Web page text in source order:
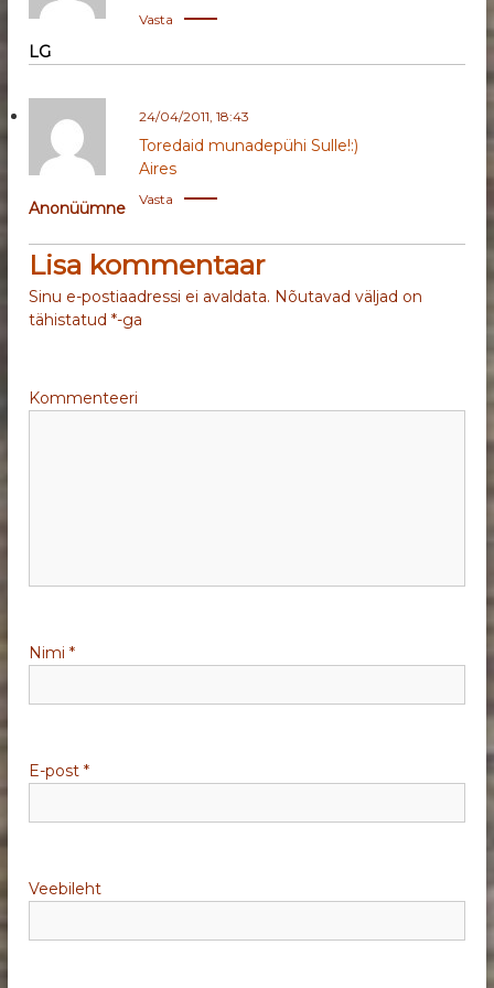
e
r
m
i
n
LG
Vasta
Anonüümne
24/04/2011, 18:43
Toredaid munadepühi Sulle!:)
Aires
Vasta
Lisa kommentaar
Sinu e-postiaadressi ei avaldata. Nõutavad väljad on
tähistatud*-ga
Kommenteeri
Nimi*
E-post*
Veebileht